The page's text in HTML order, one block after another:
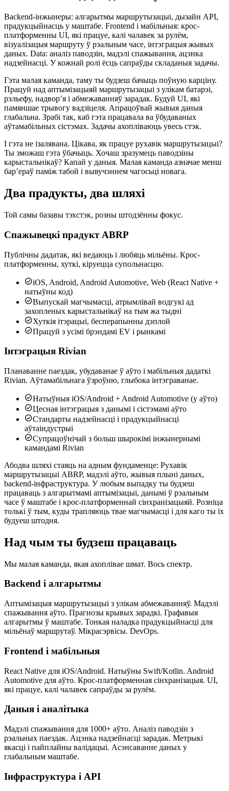
Backend-інжынеры: алгарытмы маршрутызацыі, дызайн API,
прадукцыйнасць у маштабе. Frontend і мабільныя: крос-
платформенны UI, які працуе, калі чалавек за рулём,
візуалізацыя маршруту ў рэальным часе, інтэграцыя жывых
даных. Data: аналіз паводзін, мадэлі спажывання, ацэнка
надзейнасці. У кожнай ролі ёсць сапраўды складаныя задачы.
Гэта малая каманда, таму ты будзеш бачыць поўную карціну.
Працуй над аптымізацыяй маршрутызацыі з улікам батарэі,
рэльефу, надворʼя і абмежаванняў зарадак. Будуй UI, які
памяншае трывогу вадзіцеля. Апрацоўвай жывыя даныя
глабальна. Зрабі так, каб гэта працавала ва ўбудаваных
аўтамабільных сістэмах. Задачы ахопліваюць увесь стэк.
І гэта не ізалявана. Цікава, як працуе рухавік маршрутызацыі?
Ты зможаш гэта ўбачыць. Хочаш зразумець паводзіны
карыстальнікаў? Капай у даныя. Малая каманда азначае менш
барʼераў паміж табой і вывучэннем чагосьці новага.
Два прадукты, два шляхі
Той самы базавы тэхстэк, розны штодзённы фокус.
Спажывецкі прадукт ABRP
Публічны дадатак, які ведаюць і любяць мільёны. Крос-
платформенны, хуткі, кіруецца супольнасцю.
iOS, Android, Android Automotive, Web (React Native +
натыўны код)
Выпускай магчымасці, атрымлівай водгукі ад
захопленых карыстальнікаў на тым жа тыдні
Хуткія ітэрацыі, бесперапынны дэплой
Працуй з усімі брэндамі EV і рынкамі
Інтэграцыя Rivian
Планаванне паездак, убудаванае ў аўто і мабільныя дадаткі
Rivian. Аўтамабільнага ўзроўню, глыбока інтэграванае.
Натыўныя iOS/Android + Android Automotive (у аўто)
Цесная інтэграцыя з данымі і сістэмамі аўто
Стандарты надзейнасці і прадукцыйнасці
аўтаіндустрыі
Супрацоўнічай з больш шырокімі інжынернымі
камандамі Rivian
Абодва шляхі стаяць на адным фундаменце: Рухавік
маршрутызацыі ABRP, мадэлі аўто, жывыя плыні даных,
backend-інфраструктура. У любым выпадку ты будзеш
працаваць з алгарытмамі аптымізацыі, данымі ў рэальным
часе ў маштабе і крос-платформеннай сінхранізацыяй. Розніца
толькі ў тым, куды трапляюць твае магчымасці і для каго ты іх
будуеш штодня.
Над чым ты будзеш працаваць
Мы малая каманда, якая ахоплівае шмат. Вось спектр.
Backend і алгарытмы
Аптымізацыя маршрутызацыі з улікам абмежаванняў. Мадэлі
спажывання аўто. Прагнозы крывых зарадкі. Графавыя
алгарытмы ў маштабе. Тонкая наладка прадукцыйнасці для
мільёнаў маршрутаў. Мікрасэрвісы. DevOps.
Frontend і мабільныя
React Native для iOS/Android. Натыўны Swift/Kotlin. Android
Automotive для аўто. Крос-платформенная сінхранізацыя. UI,
які працуе, калі чалавек сапраўды за рулём.
Даныя і аналітыка
Мадэлі спажывання для 1000+ аўто. Аналіз паводзін з
рэальных паездак. Ацэнка надзейнасці зарадак. Метрыкі
якасці і пайплайны валідацыі. Асэнсаванне даных у
глабальным маштабе.
Інфраструктура і API